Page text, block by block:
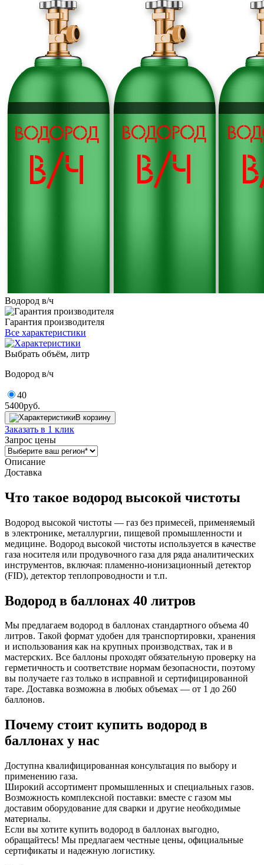
Водород в/ч
Гарантия производителя
Все характеристики
Выбрать объём, литр
Водород в/ч
40
5400руб.
В корзину
Заказать в 1 клик
Запрос цены
Описание
Доставка
Что такое водород высокой чистоты
Водород высокой чистоты — газ без примесей, применяемый
в электронике, металлургии, пищевой промышленности и
медицине. Водород высокой чистоты используется в качестве
газа носителя или продувочного газа для ряда аналитических
инструментов, включая: пламенно-ионизационный детектор
(FID), детектор теплопроводности и т.п.
Водород в баллонах 40 литров
Мы предлагаем водород в баллонах стандартного объема 40
литров. Такой формат удобен для транспортировки, хранения
и использования как на крупных производствах, так и в
мастерских. Все баллоны проходят обязательную проверку на
герметичность и соответствие нормам безопасности, поэтому
вы получаете газ только в исправной и сертифицированной
таре. Доставка возможна в любых объемах — от 1 до 260
баллонов.
Почему стоит купить водород в
баллонах у нас
Доступна квалифицированная консультация по выбору и
применению газа.
Широкий ассортимент промышленных и специальных газов.
Возможность комплексной поставки: вместе с газом мы
доставим оборудование для сварки и другие необходимые
материалы.
Если вы хотите купить водород в баллонах выгодно,
обращайтесь! Мы предлагаем честные цены, официальные
сертификаты и надежную логистику.